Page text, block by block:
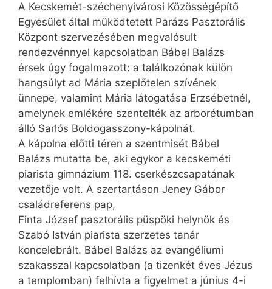
A Kecskemét-széchenyivárosi Közösségépítő
Egyesület által működtetett Parázs Pasztorális
Központ szervezésében megvalósult
rendezvénnyel kapcsolatban Bábel Balázs
érsek úgy fogalmazott: a találkozónak külön
hangsúlyt ad Mária szeplőtelen szívének
ünnepe, valamint Mária látogatása Erzsébetnél,
amelynek emlékére szentelték az arborétumban
álló Sarlós Boldogasszony-kápolnát.
A kápolna előtti téren a szentmisét Bábel
Balázs mutatta be, aki egykor a kecskeméti
piarista gimnázium 118. cserkészcsapatának
vezetője volt. A szertartáson Jeney Gábor
családreferens pap,
Finta József pasztorális püspöki helynök és
Szabó István piarista szerzetes tanár
koncelebrált. Bábel Balázs az evangéliumi
szakasszal kapcsolatban (a tizenkét éves Jézus
a templomban) felhívta a figyelmet a június 4-i